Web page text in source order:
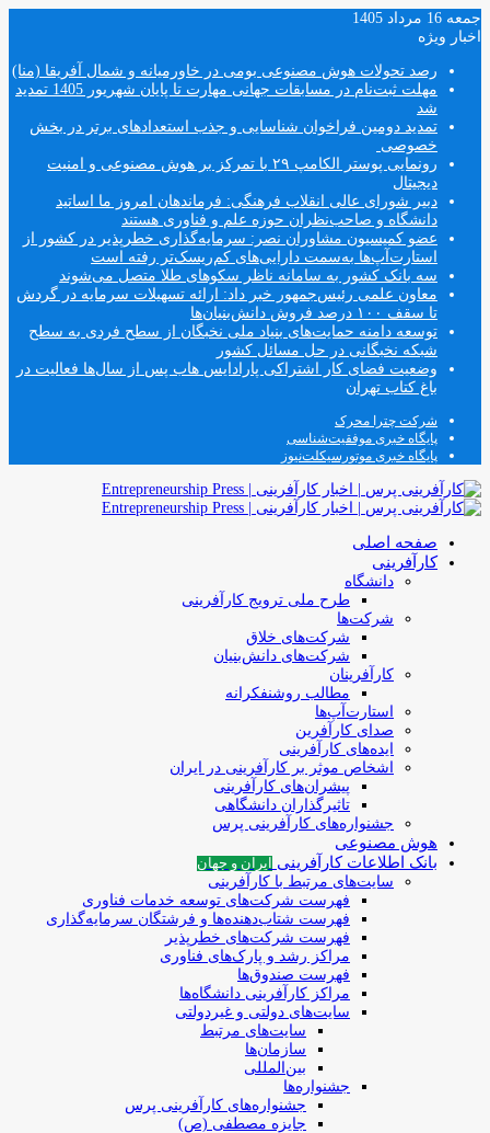
جمعه 16 مرداد 1405
اخبار ویژه
رصد تحولات هوش مصنوعی بومی در خاورمیانه و شمال آفریقا (منا)
مهلت ثبت‌نام در مسابقات جهانی مهارت تا پایان شهریور 1405 تمدید
شد
تمدید دومین فراخوان شناسایی و جذب استعدادهای برتر در بخش
خصوصی
رونمایی پوستر الکامپ ۲۹ با تمرکز بر هوش مصنوعی و امنیت
دیجیتال
دبیر شورای عالی انقلاب فرهنگی: فرماندهان امروز ما اساتید
دانشگاه و صاحب‌نظران حوزه علم و فناوری هستند
عضو کمیسیون مشاوران نصر: سرمایه‌گذاری خطرپذیر در کشور از
استارت‌آپ‌ها به‌سمت دارایی‌های کم‌ریسک‌تر رفته است
سه بانک کشور به سامانه ناظر سکوهای طلا متصل می‌شوند
معاون علمی رئیس‌جمهور خبر داد: ارائه تسهیلات سرمایه در گردش
تا سقف ۱۰۰ درصد فروش دانش‌بنیان‌ها
توسعه دامنه حمایت‌های بنیاد ملی نخبگان از سطح فردی به سطح
شبکه نخبگانی در حل مسائل کشور
وضعیت فضای کار اشتراکی پارادایس هاب پس از سال‌ها فعالیت در
باغ کتاب تهران
شرکت چترا محرک
پایگاه خبری موفقیت‌شناسی
پایگاه خبری موتورسیکلت‌نیوز
صفحه اصلی
کارآفرینی
دانشگاه
طرح ملی ترویج کارآفرینی
شرکت‌ها
شرکت‌های خلاق
شرکت‌های دانش‌بنیان
کارآفرینان
مطالب روشنفکرانه
استارت‌آپ‌ها
صدای کارآفرین
ایده‌های کارآفرینی
اشخاص موثر بر کارآفرینی در ایران
پیشران‌های کارآفرینی
تاثیرگذاران دانشگاهی
جشنواره‌های کارآفرینی‌ پرس
هوش مصنوعی
بانک اطلاعات کارآفرینی
ایران و جهان
سایت‌های مرتبط با کارآفرینی
فهرست شرکت‌های‌‌ توسعه‌ خدمات فناوری
فهرست شتاب‌دهنده‌ها‌ و فرشتگان‌ سرمایه‌گذاری
فهرست شرکت‌های خطرپذیر
مراکز رشد و پارک‌های فناوری
فهرست صندوق‌ها
مراکز کارآفرینی دانشگاه‌ها
سایت‌های دولتی و غیردولتی
سایت‌های مرتبط
سازمان‌ها
بین‌المللی
جشنواره‌ها
جشنواره‌های کارآفرینی‌ پرس
جایزه مصطفی (ص)